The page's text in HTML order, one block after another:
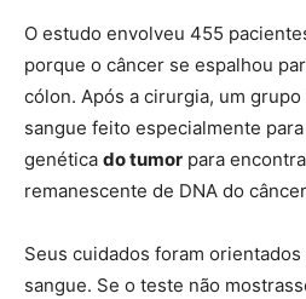
O estudo envolveu 455
porque o câncer se espalhou
cólon. Após a cirurgia, um
sangue feito especialmente
genética do tumor para
remanescente de DNA do
Seus cuidados foram
sangue. Se o teste não